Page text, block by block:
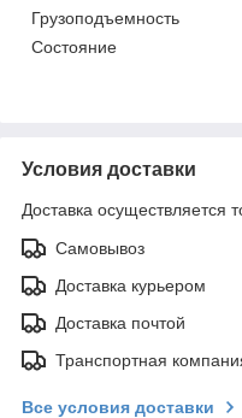
Грузоподъемность
Состояние
Условия доставки
Доставка осуществляется
Самовывоз
Доставка курьером
Доставка почтой
Транспортная
Все условия доставки